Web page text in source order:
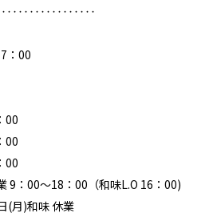
：00
00
00
00
9：00～18：00（和味L.O 16：00)
(月)和味 休業